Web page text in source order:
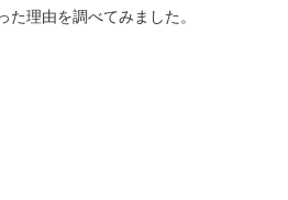
た理由を調べてみました。